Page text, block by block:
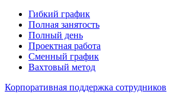
Гибкий график
Полная занятость
Полный день
Проектная работа
Сменный график
Вахтовый метод
Корпоративная поддержка сотрудников